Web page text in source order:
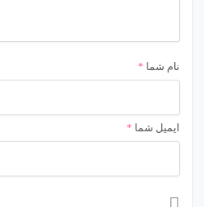
نام شما *
ایمیل شما *